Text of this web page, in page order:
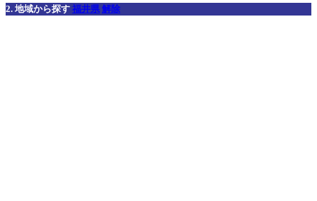
2. 地域から探す 福井県 解除